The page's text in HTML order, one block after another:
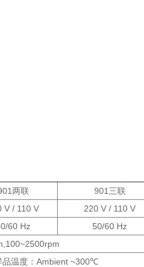
两联 901三联
V / 110 V 220 V / 110 V
60 Hz 50/60 Hz
温度：Ambient ~300℃